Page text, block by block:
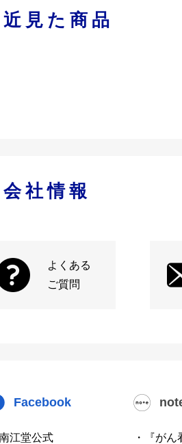
見た商品
会社情報
よくある
ご質問
Facebook
南江堂公式
・『が